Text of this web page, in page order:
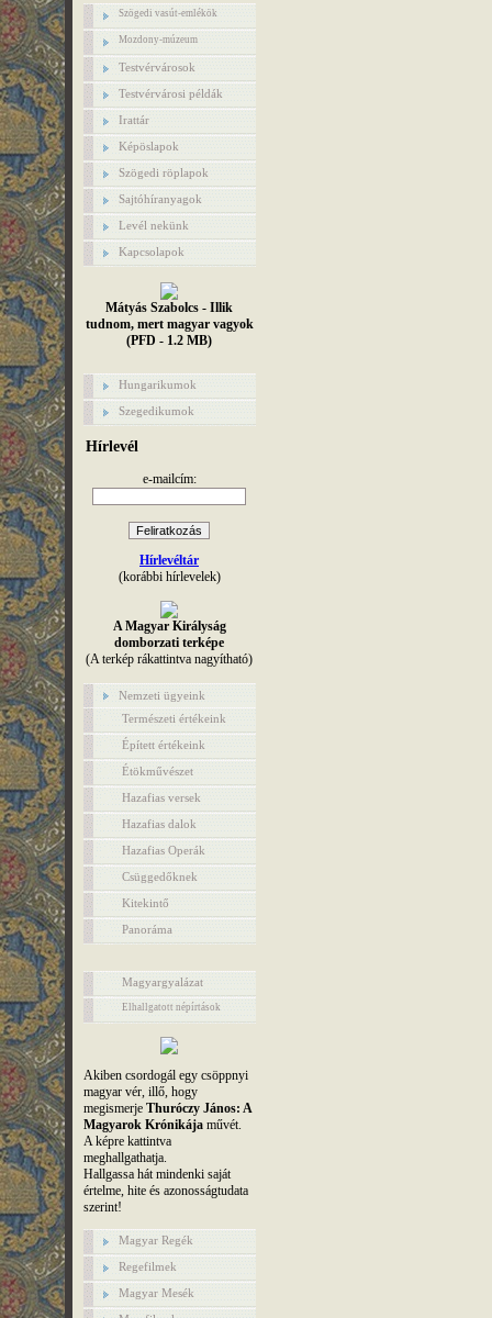
Szögedi vasút-emlékök
Mozdony-múzeum
Testvérvárosok
Testvérvárosi példák
Irattár
Képöslapok
Szögedi röplapok
Sajtóhíranyagok
Levél nekünk
Kapcsolapok
Mátyás Szabolcs - Illik
tudnom, mert magyar vagyok
(PFD - 1.2 MB)
Hungarikumok
Szegedikumok
Hírlevél
e-mailcím:
Hírlevéltár
(korábbi hírlevelek)
A Magyar Királyság
domborzati terképe
(A terkép rákattintva nagyítható)
Nemzeti ügyeink
Természeti értékeink
Épített értékeink
Étökművészet
Hazafias versek
Hazafias dalok
Hazafias Operák
Csüggedőknek
Kitekintő
Panoráma
Magyargyalázat
Elhallgatott népírtások
Akiben csordogál egy csöppnyi
magyar vér, illő, hogy
megismerje Thuróczy János: A
Magyarok Krónikájaművét.
A képre kattintva
meghallgathatja.
Hallgassa hát mindenki saját
értelme, hite és azonosságtudata
szerint!
Magyar Regék
Regefilmek
Magyar Mesék